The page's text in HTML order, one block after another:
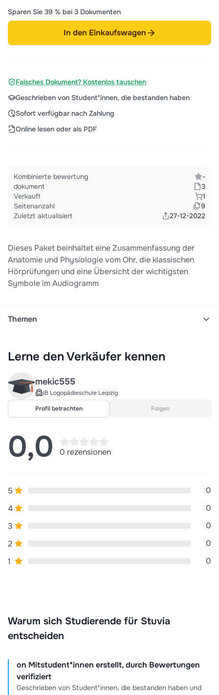
Sparen Sie 39 % bei 3 Dokumenten
In den Einkaufswagen
Falsches Dokument? Kostenlos tauschen
Geschrieben von Student*innen, die bestanden haben
Sofort verfügbar nach Zahlung
Online lesen oder als PDF
Kombinierte bewertung
-
dokument
3
Verkauft
1
Seitenanzahl
9
Zuletzt aktualisiert
27-12-2022
Dieses Paket beinhaltet eine Zusammenfassung der
Anatomie und Physiologie vom Ohr, die klassischen
Hörprüfungen und eine Übersicht der wichtigsten
Symbole im Audiogramm
Themen
Hno
Medizin Audiologie
Lerne den Verkäufer kennen
mekic555
IB Logopädieschule Leipzig
Profil betrachten
Folgen
0,0 0 rezensionen
5
0
4
0
3
0
2
0
1
0
Warum sich Studierende für Stuvia
entscheiden
on Mitstudent*innen erstellt, durch Bewertungen
verifiziert
Geschrieben von Student*innen, die bestanden haben und